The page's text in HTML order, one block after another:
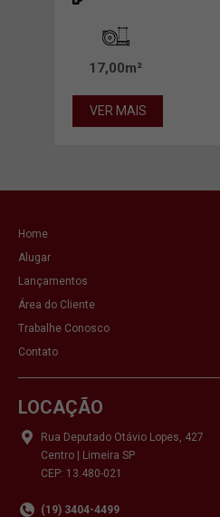
17,00m²
VER MAIS
Home
Alugar
Lançamentos
Área do Cliente
Trabalhe Conosco
Contato
LOCAÇÃO
Rua Deputado Otávio Lopes, 427
Centro | Limeira SP
CEP: 13.480-021
(19) 3404-4499